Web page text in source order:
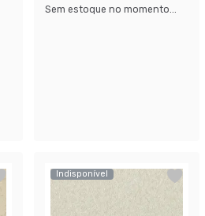
Sem estoque no momento...
Indisponível